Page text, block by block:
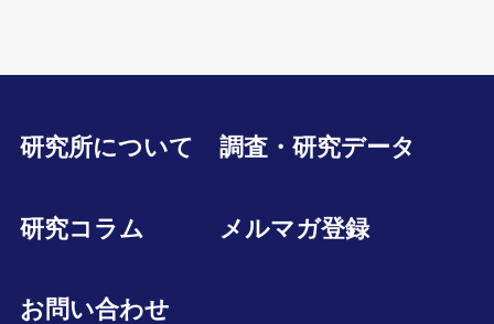
研究所について 調査・研究データ
研究コラム メルマガ登録
お問い合わせ